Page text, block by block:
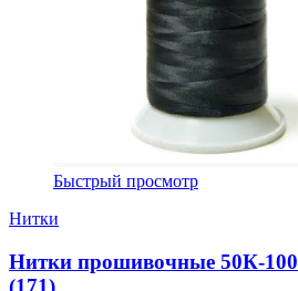
Быстрый просмотр
Нитки
Нитки прошивочные 50К-
(171)